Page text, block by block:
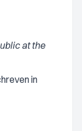
at the
in